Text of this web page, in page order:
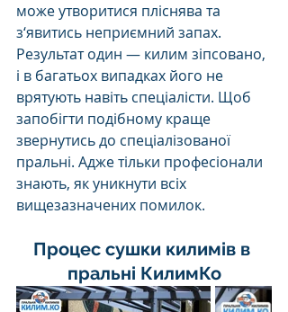
може утворитися пліснява та
з‘явитись неприємний запах.
Результат один — килим зіпсовано,
і в багатьох випадках його не
врятують навіть спеціалісти. Щоб
запобігти подібному краще
звернутись до спеціалізованої
пральні. Адже тільки професіонали
знають, як уникнути всіх
вищезазначених помилок.
Процес сушки килимів в
пральні КилимКо